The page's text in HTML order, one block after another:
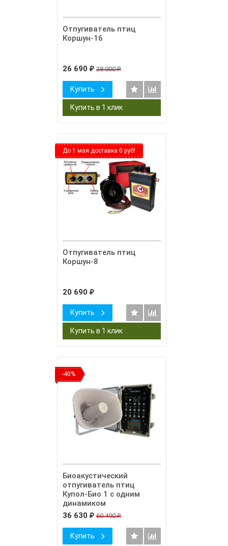
Отпугиватель птиц
Коршун-16
26 690 ₽ 28 000₽
Купить
До 1 мая доставка 0 руб!
Отпугиватель птиц
Коршун-8
20 690 ₽
Купить
-40%
Биоакустический
отпугиватель птиц
Купол-Био 1 с одним
динамиком
36 630 ₽ 60 490₽
Купить